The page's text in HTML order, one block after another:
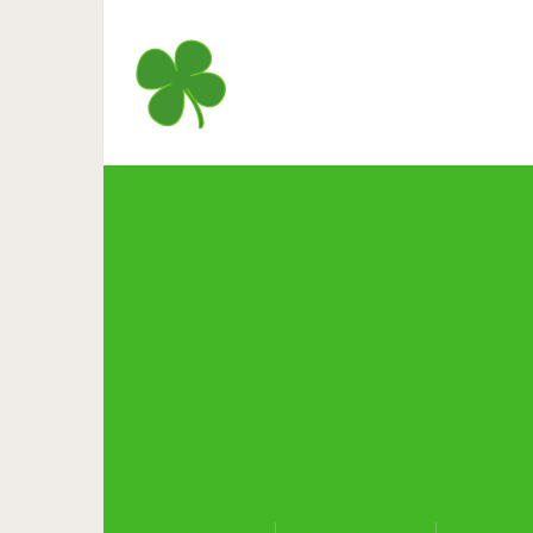
Обращение женщины к